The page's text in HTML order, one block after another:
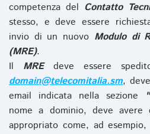
competenza del Contatto
stesso, e deve essere
invio di un nuovo Modulo di
(MRE).
Il MREdeve essere
domain@telecomitalia.sm,
email indicata nella sezione
nome a dominio, deve
appropriato come, ad